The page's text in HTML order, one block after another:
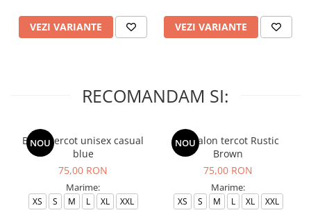
VEZI VARIANTE VEZI VARIANTE
RECOMANDAM SI:
NOU
Bluza tercot unisex casual
blue
75,00 RON
Marime:
XS S M L XL XXL
NOU
Pantalon tercot Rustic
Brown
75,00 RON
Marime:
XS S M L XL XXL